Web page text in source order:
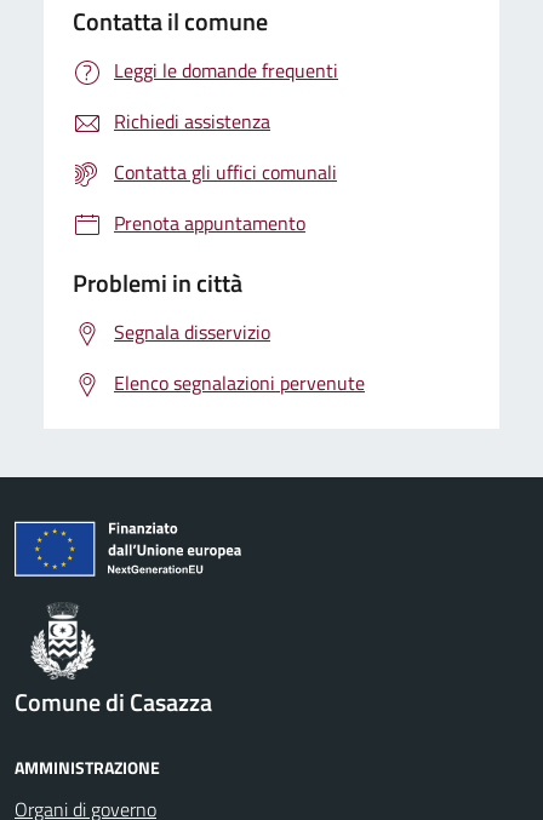
Contatta il comune
Leggi le domande frequenti
Richiedi assistenza
Contatta gli uffici comunali
Prenota appuntamento
Problemi in città
Segnala disservizio
Elenco segnalazioni pervenute
Comune di Casazza
AMMINISTRAZIONE
Organi di governo